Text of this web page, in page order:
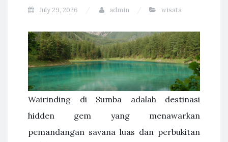
July 29, 2026 admin wisata
Wairinding di Sumba adalah destinasi
hidden gem yang menawarkan
pemandangan savana luas dan perbukitan